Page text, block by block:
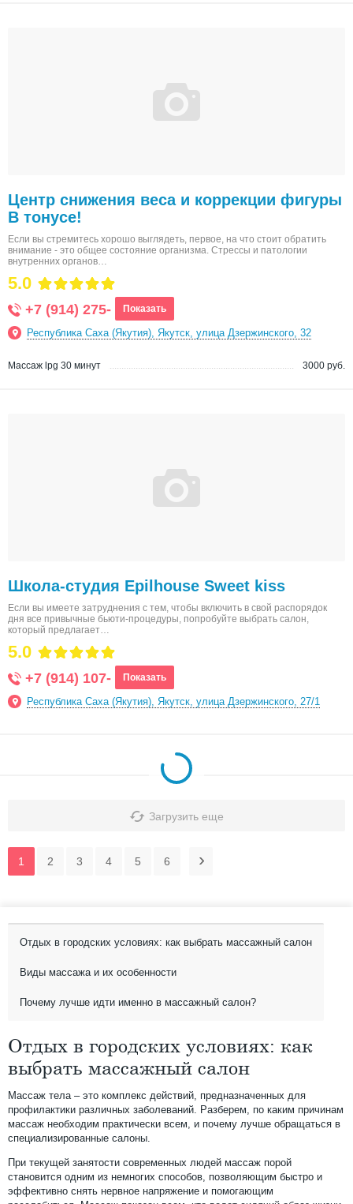
Центр снижения веса и коррекции фигуры
В тонусе!
Если вы стремитесь хорошо выглядеть, первое, на что стоит обратить
внимание - это общее состояние организма. Стрессы и патологии
внутренних органов…
5.0
+7 (914) 275- Показать
Республика Саха (Якутия), Якутск, улица Дзержинского, 32
Массаж lpg 30 минут 3000 руб.
Школа-студия Epilhouse Sweet kiss
Если вы имеете затруднения с тем, чтобы включить в свой распорядок
дня все привычные бьюти-процедуры, попробуйте выбрать салон,
который предлагает…
5.0
+7 (914) 107- Показать
Республика Саха (Якутия), Якутск, улица Дзержинского, 27/1
Загрузить еще
1 2 3 4 5 6
Отдых в городских условиях: как выбрать массажный салон
Виды массажа и их особенности
Почему лучше идти именно в массажный салон?
Отдых в городских условиях: как
выбрать массажный салон
Массаж тела – это комплекс действий, предназначенных для
профилактики различных заболеваний. Разберем, по каким причинам
массаж необходим практически всем, и почему лучше обращаться в
специализированные салоны.
При текущей занятости современных людей массаж порой
становится одним из немногих способов, позволяющим быстро и
эффективно снять нервное напряжение и помогающим